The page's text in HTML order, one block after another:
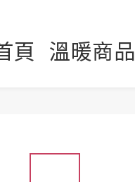
頁 溫暖商品